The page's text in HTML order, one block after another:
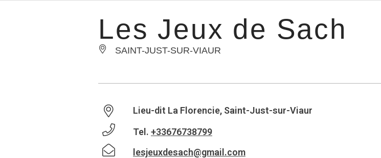
Les Jeux de Sach
SAINT-JUST-SUR-VIAUR
Lieu-dit La Florencie, Saint-Just-sur-Viaur
Tel. +33676738799
lesjeuxdesach@gmail.com